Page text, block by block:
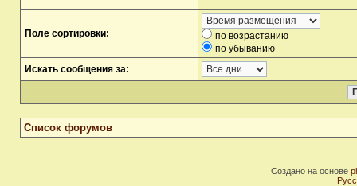
Поле сортировки:
по возрастанию
по убыванию
Искать сообщения за:
Список форумов
Создано на основе